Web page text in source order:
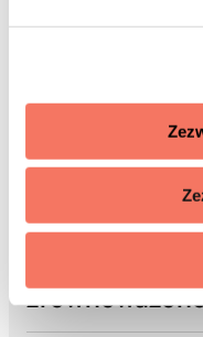
Raportowanie